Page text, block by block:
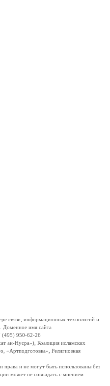
связи, информационных технологий и
Доменное имя сайта
(495) 950-62-26
ан-Нусра»), Коалиция исламских
«Артподготовка», Религиозная
и не могут быть использованы без
может не совпадать с мнением